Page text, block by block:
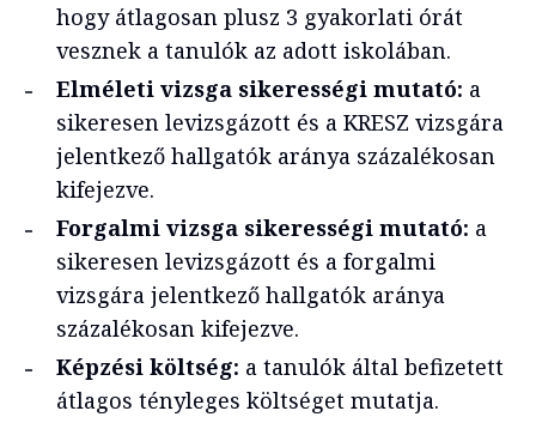
hogy átlagosan plusz 3 gyakorlati órát
vesznek a tanulók az adott iskolában.
Elméleti vizsga sikerességi mutató: a
sikeresen levizsgázott és a KRESZ vizsgára
jelentkező hallgatók aránya százalékosan
kifejezve.
Forgalmi vizsga sikerességi mutató: a
sikeresen levizsgázott és a forgalmi
vizsgára jelentkező hallgatók aránya
százalékosan kifejezve.
Képzési költség: a tanulók által befizetett
átlagos tényleges költséget mutatja.